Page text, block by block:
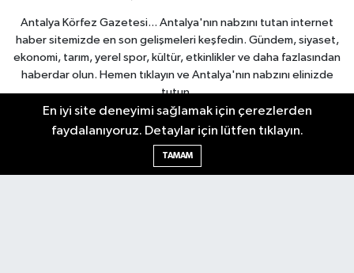
Antalya Körfez Gazetesi... Antalya'nın nabzını tutan internet
haber sitemizde en son gelişmeleri keşfedin. Gündem, siyaset,
ekonomi, tarım, yerel spor, kültür, etkinlikler ve daha fazlasından
haberdar olun. Hemen tıklayın ve Antalya'nın nabzını elinizde
tutun.
Nöbetçi Eczaneler
En iyi site deneyimi sağlamak için çerezlerden
faydalanıyoruz. Detaylar için lütfen tıklayın.
TAMAM